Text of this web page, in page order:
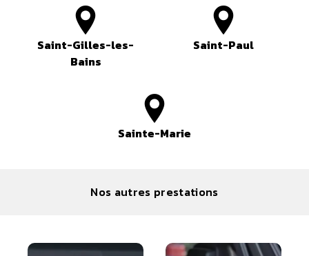
Saint-Gilles-les-
Bains
Saint-Paul
Sainte-Marie
Nos autres prestations